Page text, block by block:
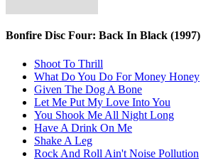
Bonfire Disc Four: Back In Black (1997)
Shoot To Thrill
What Do You Do For Money Honey
Given The Dog A Bone
Let Me Put My Love Into You
You Shook Me All Night Long
Have A Drink On Me
Shake A Leg
Rock And Roll Ain't Noise Pollution